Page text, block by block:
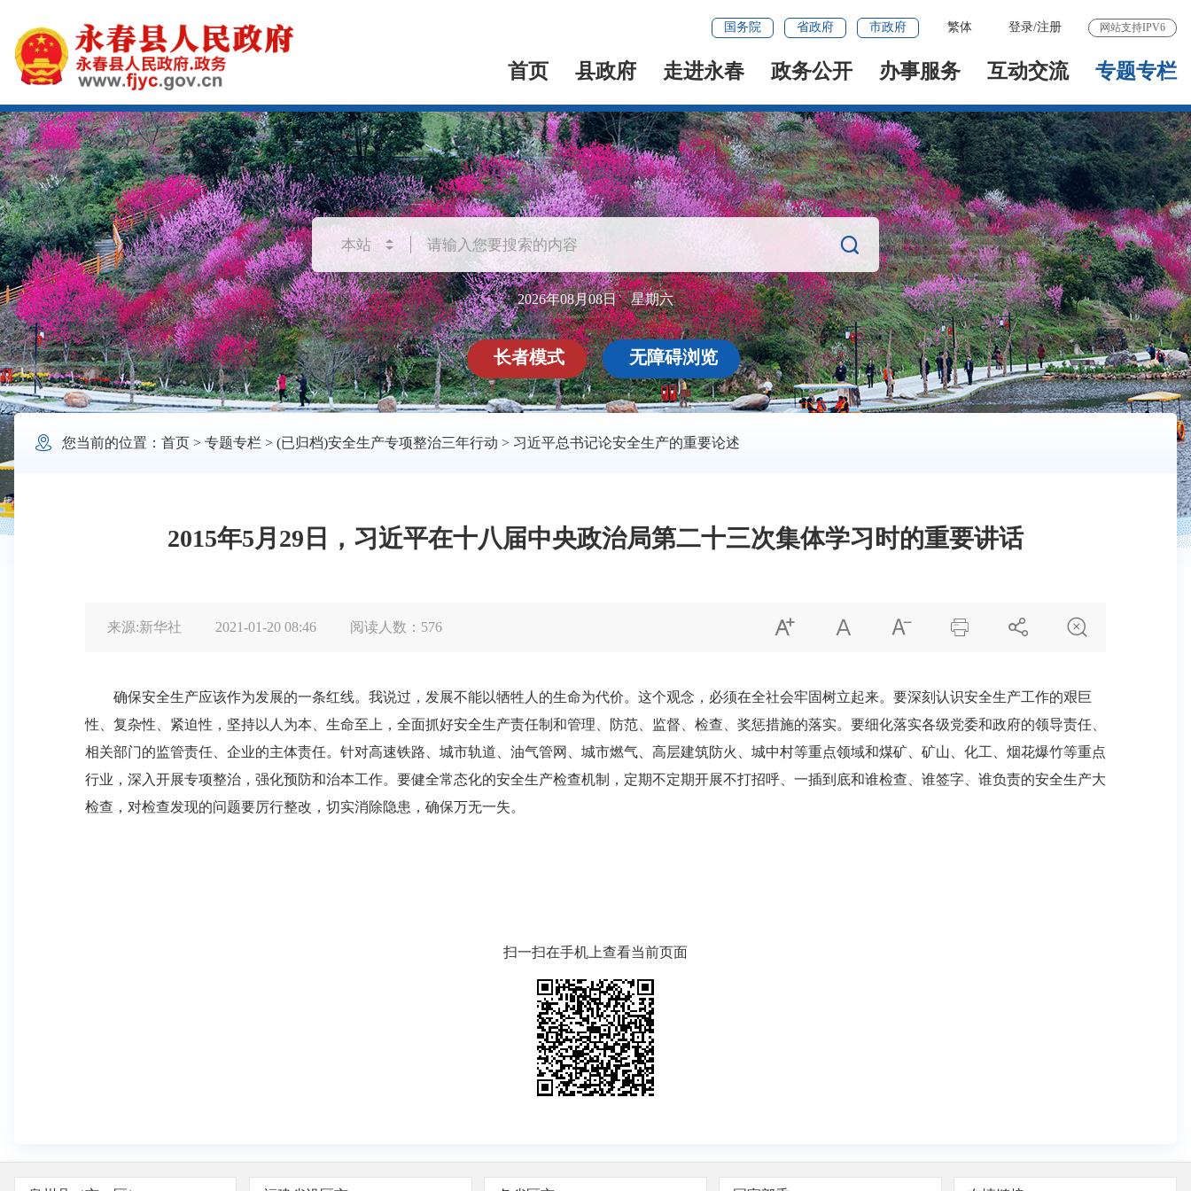
国务院 省政府 市政府 繁体 登录/注册 网站支持IPV6
首页 县政府 走进永春 政务公开 办事服务 互动交流 专题专栏

2026年08月08日 星期六
长者模式 无障碍浏览
 您当前的位置： 首页> 专题专栏> (已归档)安全生产专项整治三年行动 > 习近平总书记论安全生产的重要论述
2015年5月29日，习近平在十八届中央政治局第二十三次集体学习时的重要讲话
来源:新华社 2021-01-20 08:46 阅读人数： 576      
确保安全生产应该作为发展的一条红线。我说过，发展不能以牺牲人的生命为代价。这个观念，必须在全社会牢固树立起来。要深刻认识安全生产工作的艰巨
性、复杂性、紧迫性，坚持以人为本、生命至上，全面抓好安全生产责任制和管理、防范、监督、检查、奖惩措施的落实。要细化落实各级党委和政府的领导责任、
相关部门的监管责任、企业的主体责任。针对高速铁路、城市轨道、油气管网、城市燃气、高层建筑防火、城中村等重点领域和煤矿、矿山、化工、烟花爆竹等重点
行业，深入开展专项整治，强化预防和治本工作。要健全常态化的安全生产检查机制，定期不定期开展不打招呼、一插到底和谁检查、谁签字、谁负责的安全生产大
检查，对检查发现的问题要厉行整改，切实消除隐患，确保万无一失。
扫一扫在手机上查看当前页面